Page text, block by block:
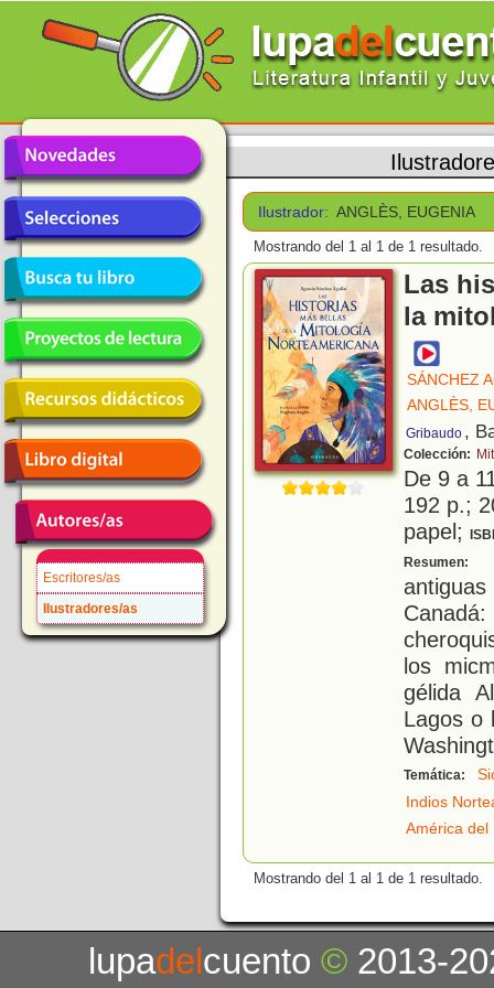
Escritores/as
Ilustradores/as
Ilustrador: ANGLÈS, EUGENIA
Mostrando del 1 al 1 de 1 resultado.
Las
la
SÁNCHEZ
ANGLÈS,
Gribaudo ,
Colección:
De 9 a
192 p.;
papel;
Resumen:
los
gélida
Lagos o
Temática:
Indios
América del
Mostrando del 1 al 1 de 1 resultado.
lupadelcuento© 2013-